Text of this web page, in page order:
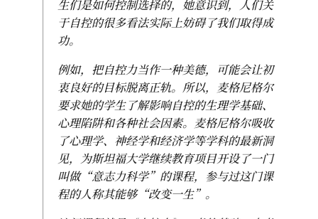
生们是如何控制选择的，她意识到，人们关
于自控的很多看法实际上妨碍了我们取得成
功。
例如，把自控力当作一种美德，可能会让初
衷良好的目标脱离正轨。所以，麦格尼格尔
要求她的学生了解影响自控的生理学基础、
心理陷阱和各种社会因素。麦格尼格尔吸收
了心理学、神经学和经济学等学科的最新洞
见，为斯坦福大学继续教育项目开设了一门
叫做“意志力科学”的课程，参与过这门课
程的人称其能够“改变一生”。